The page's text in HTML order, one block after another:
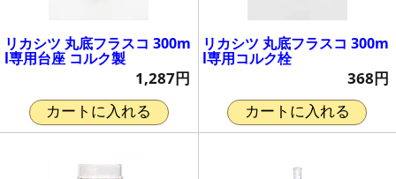
リカシツ 丸底フラスコ 300m
l専用台座 コルク製
1,287円
カートに入れる
リカシツ 丸底フラスコ 300m
l専用コルク栓
368円
カートに入れる